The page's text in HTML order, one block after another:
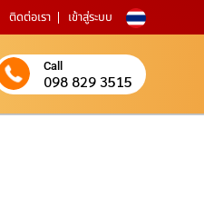
ติดต่อเรา เข้าสู่ระบบ
Call
098 829 3515